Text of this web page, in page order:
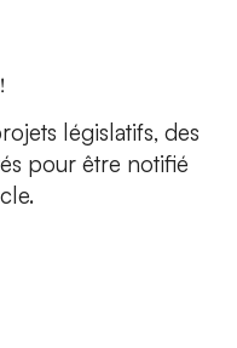
législatifs, des
pour être notifié